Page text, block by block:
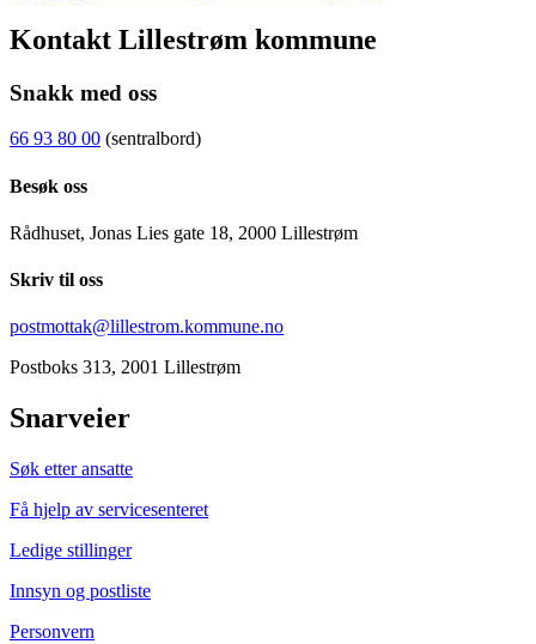
Kontakt Lillestrøm kommune
Snakk med oss
66 93 80 00 (sentralbord)
Besøk oss
Rådhuset, Jonas Lies gate 18, 2000 Lillestrøm
Skriv til oss
postmottak@lillestrom.kommune.no
Postboks 313, 2001 Lillestrøm
Snarveier
Søk etter ansatte
Få hjelp av servicesenteret
Ledige stillinger
Innsyn og postliste
Personvern